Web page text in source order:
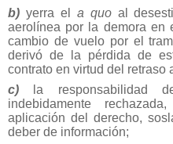
b) yerra el a quo al
aerolínea por la demora en
cambio de vuelo por el
derivó de la pérdida de
contrato en virtud del retraso
c)
la responsabilidad
indebidamente
aplicación del derecho,
deber de información;